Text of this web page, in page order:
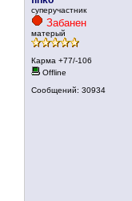
суперучастник
Забанен
матерый
Карма +77/-106
Offline
Сообщений: 30934